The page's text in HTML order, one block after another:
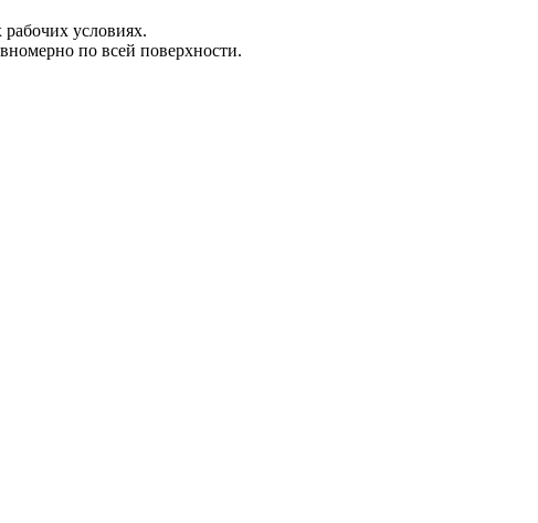
условиях.
по всей поверхности.